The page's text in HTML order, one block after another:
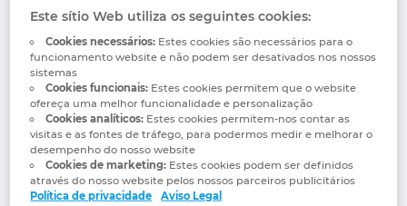
que gera confusão no ciclo de vida do
projeto.
No final, a utilização de ferramentas
genéricas provoca um desperdício de
recursos que trava a capacidade de inovação
da empresa.
Hungary
India
Indonesia
Ireland
Este sítio Web utiliza os seguintes cookies:
Cookies necessários:Estes cookies são necessários para o
funcionamento website e não podem ser desativados nos nossos
sistemas
Cookies funcionais:Estes cookies permitem que o website
ofereça uma melhor funcionalidade e personalização
Cookies analíticos:Estes cookies permitem-nos contar as
visitas e as fontes de tráfego, para podermos medir e melhorar o
desempenho do nosso website
Cookies de marketing:Estes cookies podem ser definidos
através do nosso website pelos nossos parceiros publicitários
Política de privacidade
Aviso Legal